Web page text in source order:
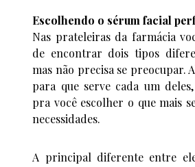
Escolhendo o sérum facial
Nas prateleiras da farmácia
de encontrar dois tipos
mas não precisa se preocupar.
para que serve cada um
pra você escolher o que mais
necessidades.
A principal diferente entre